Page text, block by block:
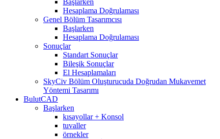
Başlarken
Hesaplama Doğrulaması
Genel Bölüm Tasarımcısı
Başlarken
Hesaplama Doğrulaması
Sonuçlar
Standart Sonuçlar
Bileşik Sonuçlar
El Hesaplamaları
SkyCiv Bölüm Oluşturucuda Doğrudan Mukavemet
Yöntemi Tasarımı
BulutCAD
Başlarken
kısayollar + Konsol
tuvaller
örnekler